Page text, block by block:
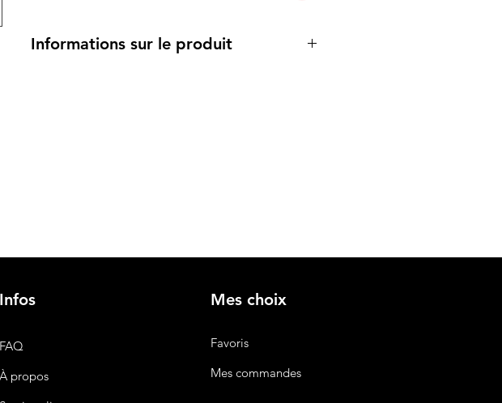
Informations sur le produit
hommes et femmes.
logo ou un message pour renforcer l’image de
promotionnels, les campagnes marketing, les
Infos
FAQ
À propos
Mes choix
Favoris
Mes commandes